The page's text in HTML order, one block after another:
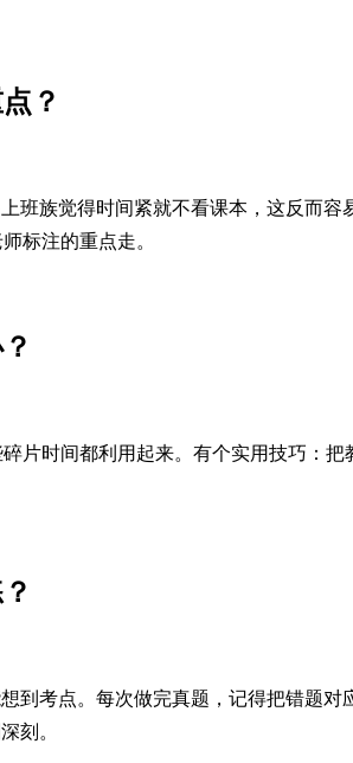
？
班族觉得时间紧就不看课本，这反而
标注的重点走。
片时间都利用起来。有个实用技巧：
考点。每次做完真题，记得把错题
刻。